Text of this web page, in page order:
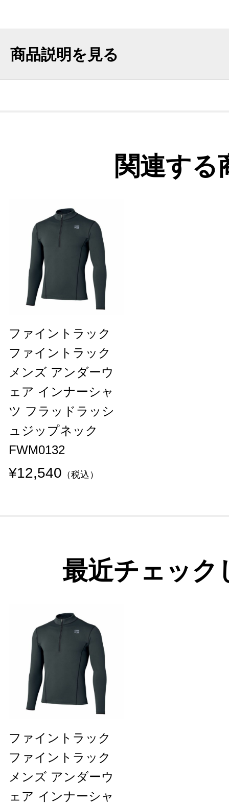
商品説明を見る
関連する
ファイントラック
ファイントラック
メンズ アンダーウ
ェア インナーシャ
ツ フラッドラッシ
ュジップネック
FWM0132
¥12,540 （税込）
最近チェック
ファイントラック
ファイントラック
メンズ アンダーウ
ェア インナーシャ